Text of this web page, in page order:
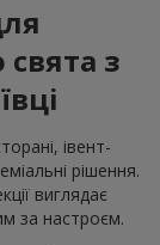
з
івент-
рішення.
виглядає
за настроєм.